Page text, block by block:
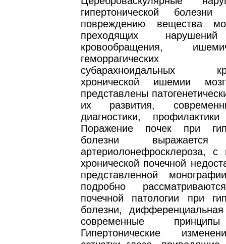
гипертонической
повреждению вещества
преходящих нарушений
кровообращения,
геморрагических
субарахноидальных
хронической ишемии
представлены
их развития,
диагностики,
Поражение почек при
болезни выражается
артериолонефросклероза,
хронической почечной
представленной
подробно
почечной патологии при
болезни, дифференциальная
современные
Гипертонические